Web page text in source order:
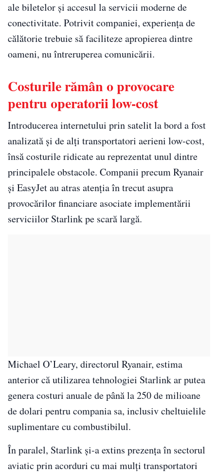
ale biletelor și accesul la servicii moderne de
conectivitate. Potrivit companiei, experiența de
călătorie trebuie să faciliteze apropierea dintre
oameni, nu întreruperea comunicării.
Costurile rămân o provocare
pentru operatorii low-cost
Introducerea internetului prin satelit la bord a fost
analizată și de alți transportatori aerieni low-cost,
însă costurile ridicate au reprezentat unul dintre
principalele obstacole. Companii precum Ryanair
și EasyJet au atras atenția în trecut asupra
provocărilor financiare asociate implementării
serviciilor Starlink pe scară largă.
Michael O’Leary, directorul Ryanair, estima
anterior că utilizarea tehnologiei Starlink ar putea
genera costuri anuale de până la 250 de milioane
de dolari pentru compania sa, inclusiv cheltuielile
suplimentare cu combustibilul.
În paralel, Starlink și-a extins prezența în sectorul
aviatic prin acorduri cu mai mulți transportatori